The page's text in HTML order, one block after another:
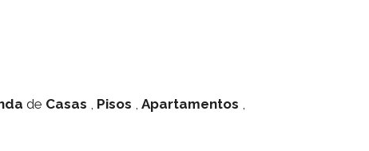
de Casas , Pisos , Apartamentos ,